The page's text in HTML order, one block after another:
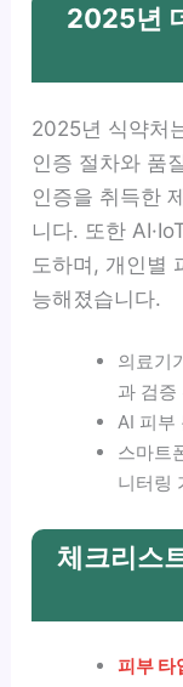
2025년
2025년 식약처
인증 절차와 품
인증을 취득한
니다. 또한
도하며, 개인별
능해졌습니다.
의료기
과 검증
AI 피부
스마트
니터링
체크리스
피부 타